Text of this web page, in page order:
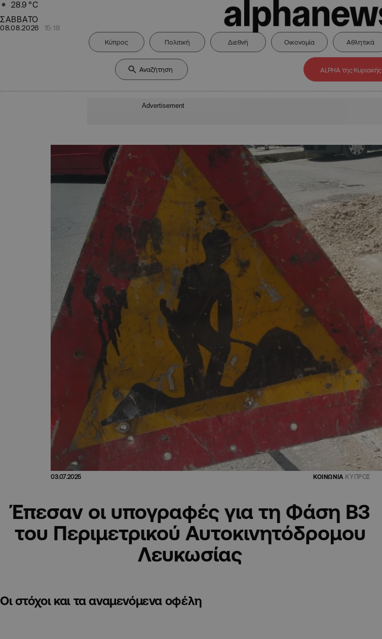
28.9 °C
ΣΑΒΒΑΤΟ
08.08.2026 15:18
Κύπρος Πολιτική Διεθνή Οικονομία Αθλητικά
ALPHA της Κυριακής
Advertisement
03.07.2025 ΚΟΙΝΩΝΙΑ ΚΥΠΡΟΣ
Έπεσαν οι υπογραφές για τη Φάση Β3
του Περιμετρικού Αυτοκινητόδρομου
Λευκωσίας
Οι στόχοι και τα αναμενόμενα οφέλη